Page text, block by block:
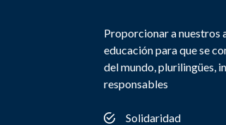
Proporcionar a nuestros
educación para que se
del mundo, plurilingües,
responsables
Solidaridad